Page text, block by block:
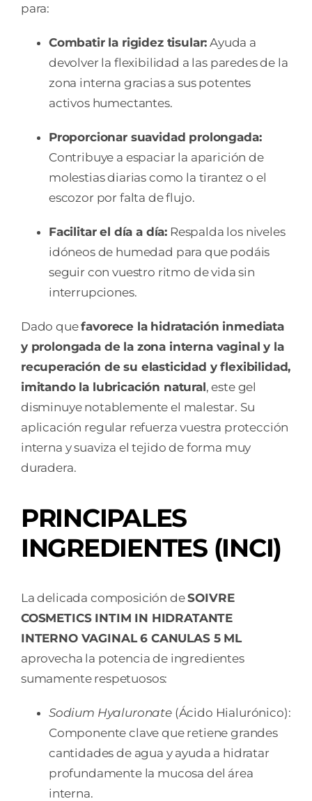
para:
Combatir la rigidez tisular: Ayuda a
devolver la flexibilidad a las paredes de la
zona interna gracias a sus potentes
activos humectantes.
Proporcionar suavidad prolongada:
Contribuye a espaciar la aparición de
molestias diarias como la tirantez o el
escozor por falta de flujo.
Facilitar el día a día: Respalda los niveles
idóneos de humedad para que podáis
seguir con vuestro ritmo de vida sin
interrupciones.
Dado quefavorece la hidratación inmediata
y prolongada de la zona interna vaginal y la
recuperación de su elasticidad y flexibilidad,
imitando la lubricación natural, este gel
disminuye notablemente el malestar. Su
aplicación regular refuerza vuestra protección
interna y suaviza el tejido de forma muy
duradera.
PRINCIPALES
INGREDIENTES (INCI)
La delicada composición deSOIVRE
COSMETICS INTIM IN HIDRATANTE
INTERNO VAGINAL 6 CANULAS 5 ML
aprovecha la potencia de ingredientes
sumamente respetuosos:
Sodium Hyaluronate(Ácido Hialurónico):
Componente clave que retiene grandes
cantidades de agua y ayuda a hidratar
profundamente la mucosa del área
interna.